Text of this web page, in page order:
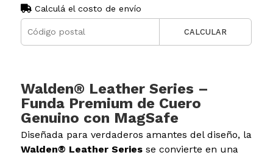
Calculá el costo de envío
CALCULAR
Walden® Leather Series –
Funda Premium de Cuero
Genuino con MagSafe
Diseñada para verdaderos amantes del diseño, la
Walden® Leather Seriesse convierte en una